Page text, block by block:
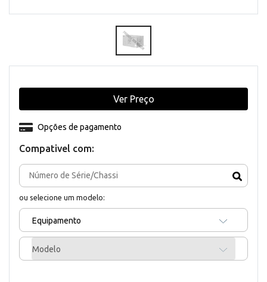
Compativel com:
ou selecione um modelo:
Equipamento
Modelo
Opções de pagamento
Ver Preço